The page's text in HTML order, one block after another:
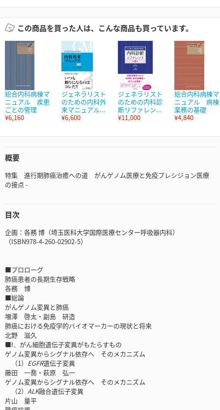
この商品を買った人は、こんな商品も買っています。
総合内科病棟マ
ニュアル 疾患
ごとの管理
¥6,160
ジェネラリスト
のための内科外
来マニュアル...
¥6,600
ジェネラリスト
のための内科診
断リファレン...
¥11,000
総合内科病棟マ
ニュアル 病棟
業務の基礎
¥4,840
概要
特集 進行期肺癌治癒への道 がんゲノム医療と免疫プレシジョン医療
の接点 -
目次
企画：各務 博（埼玉医科大学国際医療センター呼吸器内科）
（ISBN978-4-260-02902-5）
■プロローグ
肺癌患者の長期生存戦略
各務 博
■総論
がんゲノム変異と肺癌
増澤 啓太・副島 研造
肺癌における免疫学的バイオマーカーの現状と将来
北野 滋久
■I．がん細胞遺伝子変異がもたらすもの
ゲノム変異からシグナル依存へ そのメカニズム
（1） EGFR遺伝子変異
藤田 一喬・萩原 弘一
ゲノム変異からシグナル依存へ そのメカニズム
（2） ALK融合遺伝子変異
片山 量平